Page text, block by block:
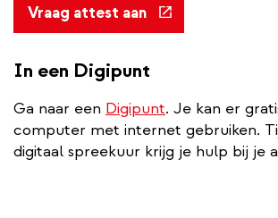
Vraag attest aan(externe
link)
In een Digipunt
Ga naar een Digipunt. Je kan er
computer met internet gebruiken.
digitaal spreekuur krijg je hulp bij je